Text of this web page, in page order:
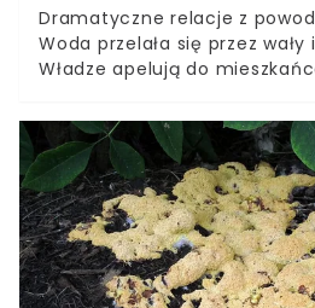
Dramatyczne relacje z
Woda przelała się przez
Władze apelują do
drastycznie zwiększać z
trudna jest sytuacja,
nadsyłane z miasta. Mrożące
sceny zarejestrowała